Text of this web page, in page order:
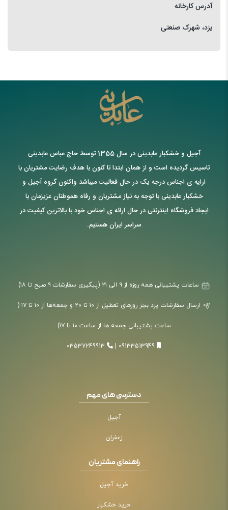
آدرس کارخانه
یزد، شهرک صنعتی
آجیل و خشکبار عابدینی در سال 1355 توسط حاج عباس عابدینی
تاسیس گردیده است و از همان ابتدا تا کنون با هدف رضایت مشتریان با
ارایه ی اجناس درجه یک در حال فعالیت میباشد واکنون گروه آجیل و
خشکبار عابدینی با توجه به نیاز مشتریان و رفاه هموطنان عزیزمان با
ایجاد فروشگاه اینترنتی در حال ارائه ی اجناس خود با بالاترین کیفیت در
سراسر ایران هستیم.
ارسال سفارشات یزد بجز روزهای تعطیل از ۱۰ تا ۲۰ و جمعه‌ها از ۱۰ تا ۱۷ (
ساعت پشتیبانی جمعه ها از ساعت ۱۰ تا ۱۷)
09133513949
03537249913
دسترسی های مهم
آجیل
زعفران
راهنمای مشتریان
خرید آجیل
خرید خشکبار